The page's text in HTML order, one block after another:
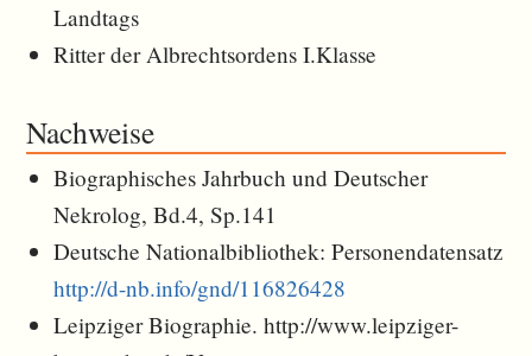
Landtags
Ritter der Albrechtsordens I.Klasse
Nachweise
Biographisches Jahrbuch und Deutscher
Nekrolog, Bd.4, Sp.141
Deutsche Nationalbibliothek: Personendatensatz
http://d-nb.info/gnd/116826428
Leipziger Biographie. http://www.leipziger-